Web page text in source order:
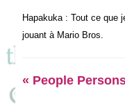
Hapakuka : Tout ce que
jouant à Mario Bros.
« People